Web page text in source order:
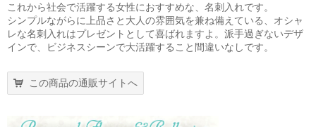
これから社会で活躍する女性におすすめな、名刺入れです。
シンプルながらに上品さと大人の雰囲気を兼ね備えている、オシャ
レな名刺入れはプレゼントとして喜ばれますよ。派手過ぎないデザ
インで、ビジネスシーンで大活躍すること間違いなしです。
この商品の通販サイトへ